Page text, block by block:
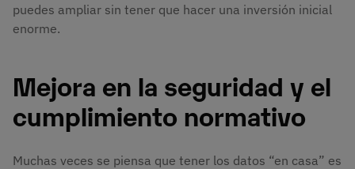
puedes ampliar sin tener que hacer una inversión inicial
enorme.
Mejora en la seguridad y el
cumplimiento normativo
Muchas veces se piensa que tener los datos “en casa” es